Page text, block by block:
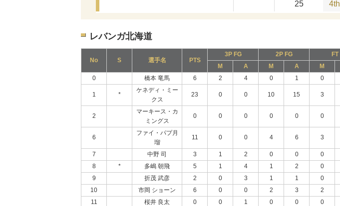
25
4th
レバンガ北海道
No S 選手名 PTS
3P FG 2P FG
FT
M
A M A M
0
橋本 竜馬 6 2 4 0 1 0
1 *
ケネディ・ミー
クス
23 0 0 10 15 3
2
マーキース・カ
ミングス
0 0 0 0 0 0
6
ファイ・パプ月
瑠
11 0 0 4 6 3
7 中野 司 3 1 2 0 0 0
8
* 多嶋 朝飛 5 1 4 1 2 0
9
折茂 武彦 2 0 3 1 1 0
10
市岡 ショーン 6 0 0 2 3 2
11
桜井 良太 0 0 1 0 0 0